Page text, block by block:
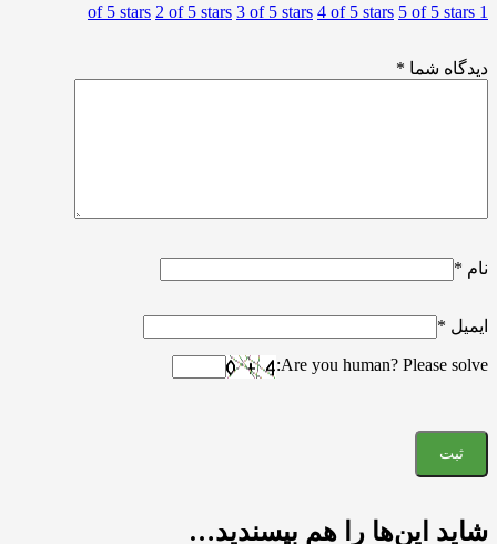
1 of 5 stars
2 of 5 stars 3 of 5 stars 4 of 5 stars 5 of 5 stars
دیدگاه شما *
نام *
ایمیل *
Are you human? Please solve:
شاید این‌ها را هم بپسندید…